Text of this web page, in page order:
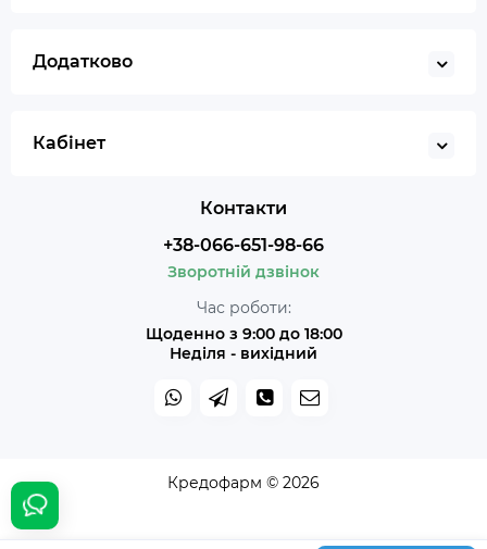
Додатково
Кабінет
Контакти
+38-066-651-98-66
Зворотній дзвінок
Час роботи:
Щоденно з 9:00 до 18:00
Неділя - вихідний
Кредофарм © 2026